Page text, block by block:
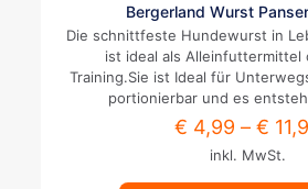
Bergerland Wurst
Die schnittfeste Hundewurst in
ist ideal als Alleinfuttermittel
Training.Sie ist Ideal für
portionierbar und es
€ 4,99 – €
inkl. MwSt.
Dieses
Produkt
weist
mehrere
Die
Optionen